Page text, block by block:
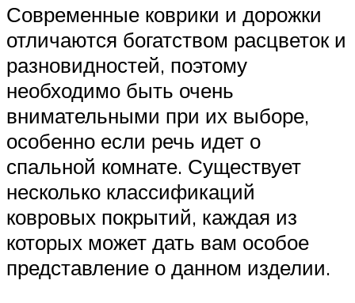
Современные коврики и дорожки
отличаются богатством расцветок и
разновидностей, поэтому
необходимо быть очень
внимательными при их выборе,
особенно если речь идет о
спальной комнате. Существует
несколько классификаций
ковровых покрытий, каждая из
которых может дать вам особое
представление о данном изделии.